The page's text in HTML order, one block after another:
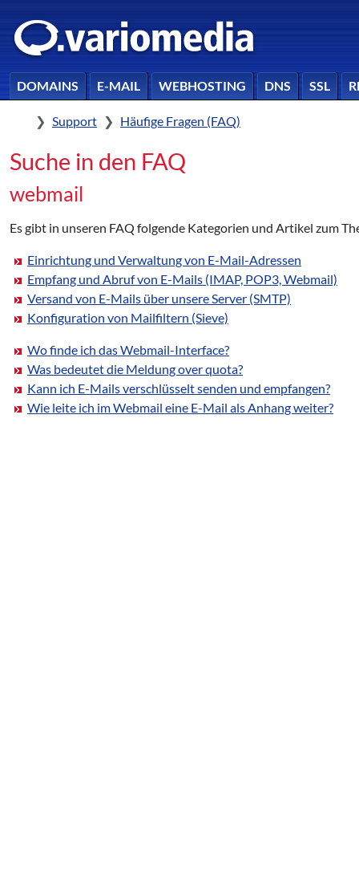
DOMAINS E-MAIL WEBHOSTING DNS SSL
HomeSupport Häufige Fragen (FAQ)
Suche in den FAQ
webmail
Es gibt in unseren FAQ folgende Kategorien und Artikel zum
Einrichtung und Verwaltung von E-Mail-Adressen
Empfang und Abruf von E-Mails (IMAP, POP3, Webmail)
Versand von E-Mails über unsere Server (SMTP)
Konfiguration von Mailfiltern (Sieve)
Wo finde ich das Webmail-Interface?
Was bedeutet die Meldung over quota?
Kann ich E-Mails verschlüsselt senden und empfangen?
Wie leite ich im Webmail eine E-Mail als Anhang weiter?